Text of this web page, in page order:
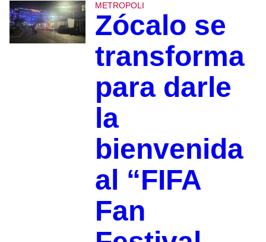
METROPOLI
Zócalo se
transforma
para darle
la
bienvenida
al “FIFA
Fan